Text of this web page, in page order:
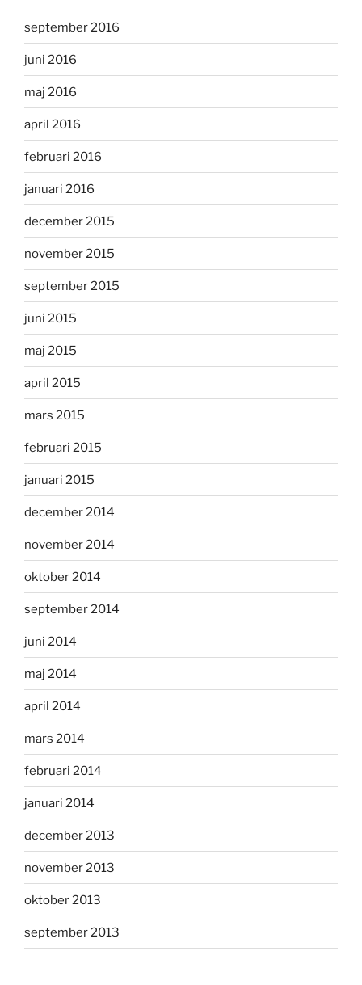
september 2016
juni 2016
maj 2016
april 2016
februari 2016
januari 2016
december 2015
november 2015
september 2015
juni 2015
maj 2015
april 2015
mars 2015
februari 2015
januari 2015
december 2014
november 2014
oktober 2014
september 2014
juni 2014
maj 2014
april 2014
mars 2014
februari 2014
januari 2014
december 2013
november 2013
oktober 2013
september 2013